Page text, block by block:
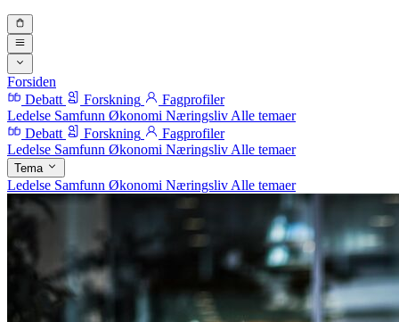
Forsiden
Debatt
Forskning
Fagprofiler
Ledelse Samfunn Økonomi Næringsliv Alle temaer
Debatt
Forskning
Fagprofiler
Ledelse Samfunn Økonomi Næringsliv Alle temaer
Tema
Ledelse Samfunn Økonomi Næringsliv Alle temaer